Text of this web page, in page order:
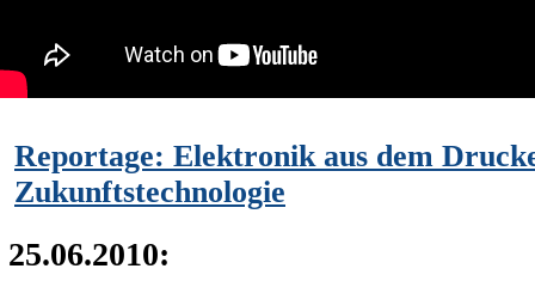
Reportage: Elektronik aus dem
Zukunftstechnologie
25.06.2010: